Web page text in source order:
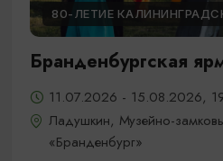
80-ЛЕТИЕ
Бранденбургская
11.07.2026 - 15.08.2026,
Ладушкин, Музейно-
«Бранденбург»